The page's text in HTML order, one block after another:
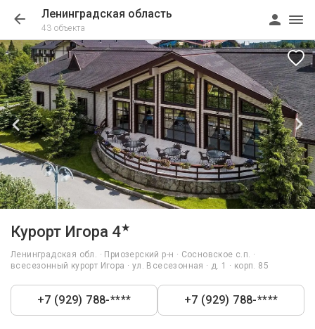
Ленинградская область
43 объекта
Курорт Игора 4★
Ленинградская обл. · Приозерский р-н · Сосновское с.п. ·
всесезонный курорт Игора · ул. Всесезонная · д. 1 · корп. 85
+7 (929) 788-**** +7 (929) 788-****